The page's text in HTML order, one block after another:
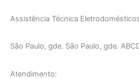
Assistência Técnica
São Paulo, gde. São Paulo, gde.
Atendimento: